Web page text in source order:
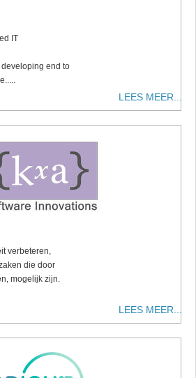
IT
end to
LEES MEER...
verbeteren,
die door
mogelijk zijn.
LEES MEER...